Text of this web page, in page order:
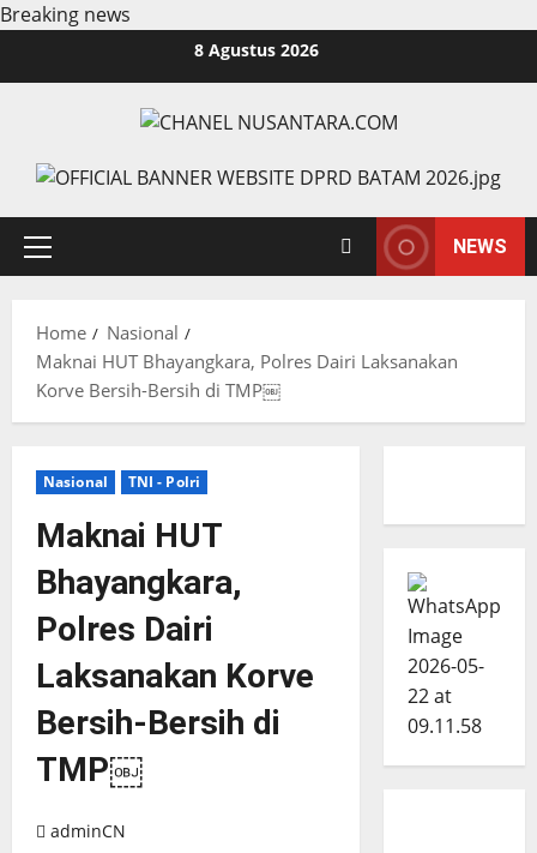
Breaking news
8 Agustus 2026
Primary
NEWS
Home
Nasional
Maknai HUT Bhayangkara, Polres Dairi Laksanakan
Korve Bersih-Bersih di TMP￼
Nasional TNI - Polri
Maknai HUT
Bhayangkara,
Polres Dairi
Laksanakan Korve
Bersih-Bersih di
TMP￼
adminCN